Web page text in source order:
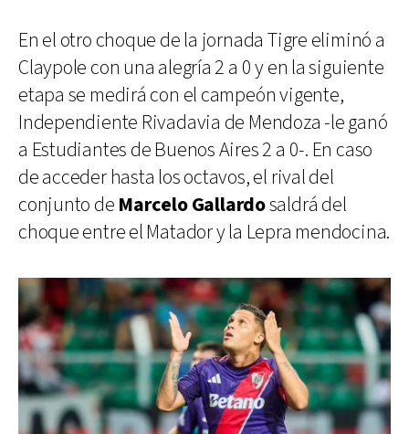
En el otro choque de la jornada Tigre eliminó a
Claypole con una alegría 2 a 0 y en la siguiente
etapa se medirá con el campeón vigente,
Independiente Rivadavia de Mendoza -le ganó
a Estudiantes de Buenos Aires 2 a 0-. En caso
de acceder hasta los octavos, el rival del
conjunto de Marcelo Gallardosaldrá del
choque entre el Matador y la Lepra mendocina.